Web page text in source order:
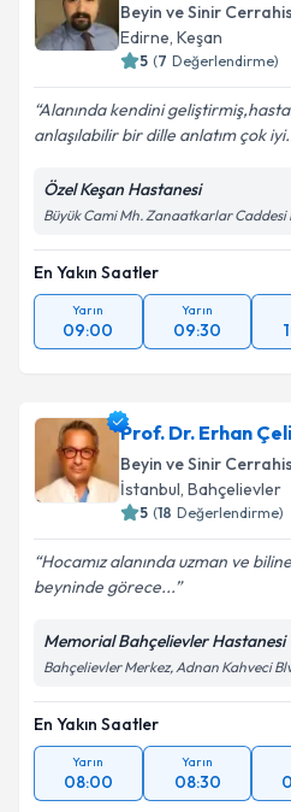
Beyin ve Sinir
Edirne, Keşan
5 (7 Değerlendirme)
Alanında kendini
anlaşılabilir bir dille anlatım çok
Özel Keşan Hastanesi
Büyük Cami Mh. Zanaatkarlar Caddesi
En Yakın Saatler
Yarın
09:00
Yarın
09:30
Prof. Dr. Erhan
Beyin ve Sinir
İstanbul, Bahçelievler
5 (18 Değerlendirme)
Hocamız alanında uzman ve
beyninde görece...
Memorial Bahçelievler Hastanesi
Bahçelievler Merkez, Adnan Kahveci
En Yakın Saatler
Yarın
08:00
Yarın
08:30